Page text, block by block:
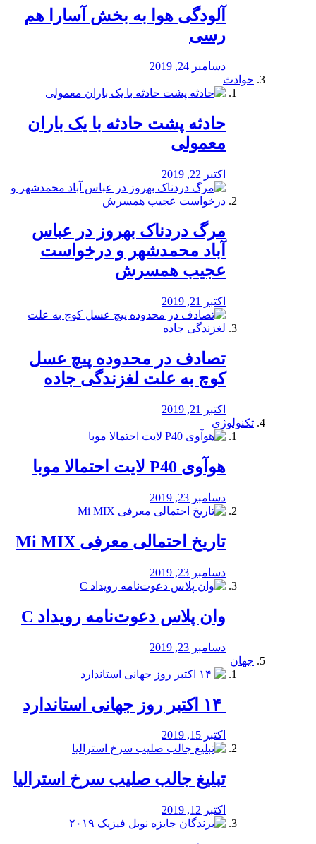
آلودگی هوا به بخش آسارا هم
رسی
دسامبر 24, 2019
حوادث
️حادثه پشت حادثه با یک باران
معمولی
اکتبر 22, 2019
مرگ دردناک بهروز در عباس
آباد محمدشهر و درخواست
عجیب همسرش
اکتبر 21, 2019
تصادف در محدوده پیچ عسل
کوچ به علت لغزندگی جاده
اکتبر 21, 2019
تکنولوژی
هوآوی P40 لایت احتمالا موبا
دسامبر 23, 2019
تاریخ احتمالی معرفی Mi MIX
دسامبر 23, 2019
وان پلاس دعوت‌نامه رویداد C
دسامبر 23, 2019
جهان
اکتبر 15, 2019
تبلیغ جالب صلیب سرخ استرالیا
اکتبر 12, 2019